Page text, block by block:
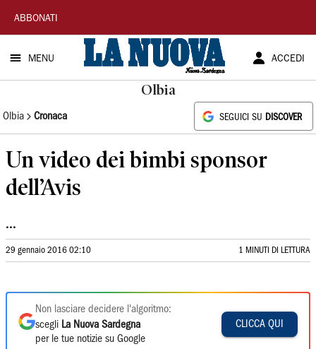
La
Nuova
Sardegna
ABBONATI
MENU ACCEDI
Olbia
Olbia Cronaca SEGUICI SU DISCOVER
Un video dei bimbi sponsor
dell’Avis
...
29 gennaio 2016 02:10 1 MINUTI DI LETTURA
Non lasciare decidere l'algoritmo:
scegli La Nuova Sardegna
per le tue notizie su Google
CLICCA QUI